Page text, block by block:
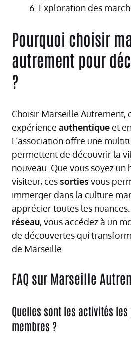
Exploration des
Pourquoi choisir
autrement pour
?
Choisir Marseille Autrement,
expérience authentiqueet
L’association offre une
permettent de découvrir la
nouveau. Que vous soyez un
visiteur, ces sorties vous
immerger dans la culture
apprécier toutes les
réseau, vous accédez à un
de découvertes qui
de Marseille.
FAQ sur Marseille
Quelles sont les activités
membres ?